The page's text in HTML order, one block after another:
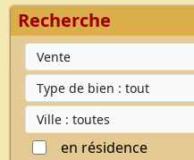
Recherche
Type d'offre
Type de bien
Ville
en résidence